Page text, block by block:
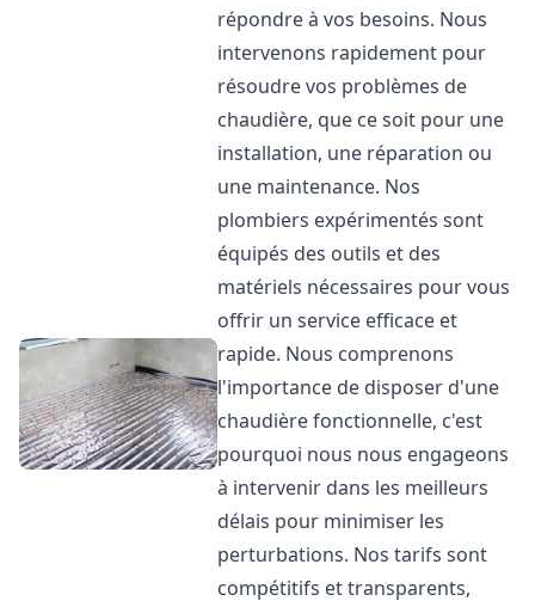
répondre à vos besoins. Nous
intervenons rapidement pour
résoudre vos problèmes de
chaudière, que ce soit pour une
installation, une réparation ou
une maintenance. Nos
plombiers expérimentés sont
équipés des outils et des
matériels nécessaires pour vous
offrir un service efficace et
rapide. Nous comprenons
l'importance de disposer d'une
chaudière fonctionnelle, c'est
pourquoi nous nous engageons
à intervenir dans les meilleurs
délais pour minimiser les
perturbations. Nos tarifs sont
compétitifs et transparents,